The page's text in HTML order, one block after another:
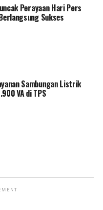
Perayaan Hari Pers
Sukses
Sambungan Listrik
VA di TPS